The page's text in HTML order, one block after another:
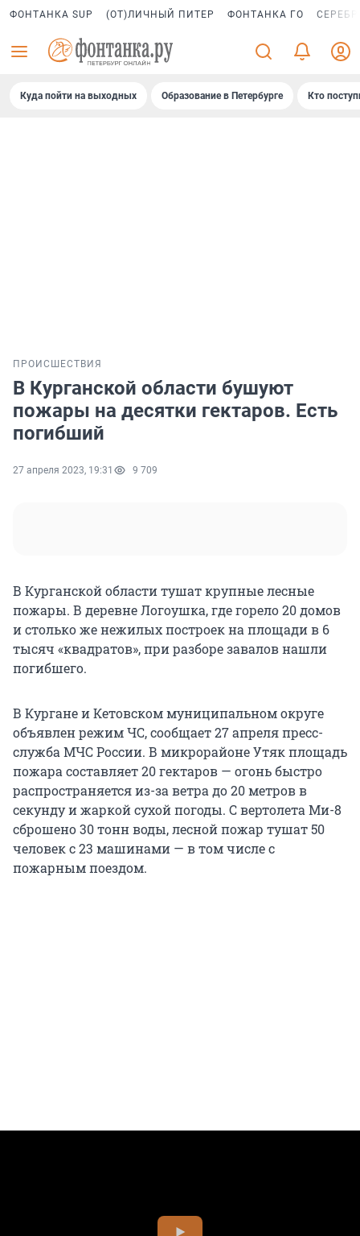
ФОНТАНКА SUP (ОТ)ЛИЧНЫЙ ПИТЕР ФОНТАНКА ГО
Куда пойти на выходных Образование в Петербурге Кто
ПРОИСШЕСТВИЯ
В Курганской области бушуют
пожары на десятки гектаров. Есть
погибший
27 апреля 2023, 19:31 9 709
В Курганской области тушат крупные лесные
пожары. В деревне Логоушка, где горело 20 домов
и столько же нежилых построек на площади в 6
тысяч «квадратов», при разборе завалов нашли
погибшего.
В Кургане и Кетовском муниципальном округе
объявлен режим ЧС, сообщает 27 апреля пресс-
служба МЧС России. В микрорайоне Утяк площадь
пожара составляет 20 гектаров — огонь быстро
распространяется из-за ветра до 20 метров в
секунду и жаркой сухой погоды. С вертолета Ми-8
сброшено 30 тонн воды, лесной пожар тушат 50
человек с 23 машинами — в том числе с
пожарным поездом.